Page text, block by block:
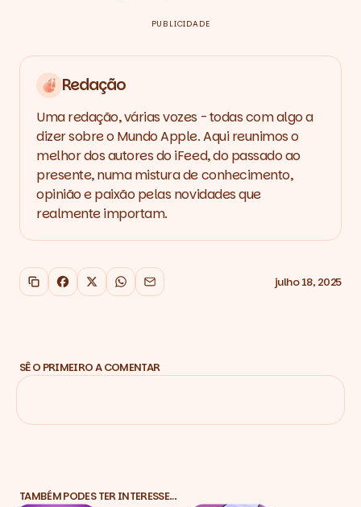
PUBLICIDADE
Redação
Uma redação, várias vozes - todas com algo a
dizer sobre o Mundo Apple. Aqui reunimos o
melhor dos autores do iFeed, do passado ao
presente, numa mistura de conhecimento,
opinião e paixão pelas novidades que
realmente importam.
Copiar link
Facebook
X WhatsApp
Email julho 18, 2025
SÊ O PRIMEIRO A COMENTAR
TAMBÉM PODES TER INTERESSE…